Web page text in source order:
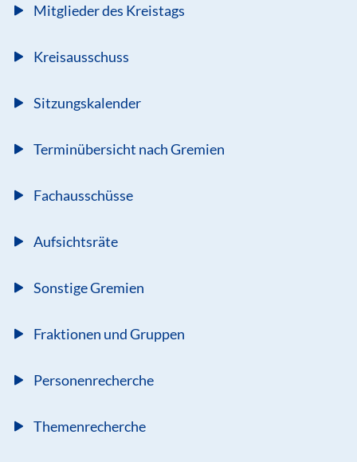
Mitglieder des Kreistags
Kreisausschuss
Sitzungskalender
Terminübersicht nach Gremien
Fachausschüsse
Aufsichtsräte
Sonstige Gremien
Fraktionen und Gruppen
Personenrecherche
Themenrecherche